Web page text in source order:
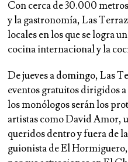
Con cerca de 30.000
y la gastronomía, Las
locales en los que se logra
cocina internacional y la
De jueves a domingo, Las
eventos gratuitos dirigidos
los monólogos serán los
artistas como David Amor,
queridos dentro y fuera de
guionista de El